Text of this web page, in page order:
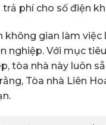
phí cho số điện
không gian làm
nghiệp. Với mục
tòa nhà này luôn
Tòa nhà Liên